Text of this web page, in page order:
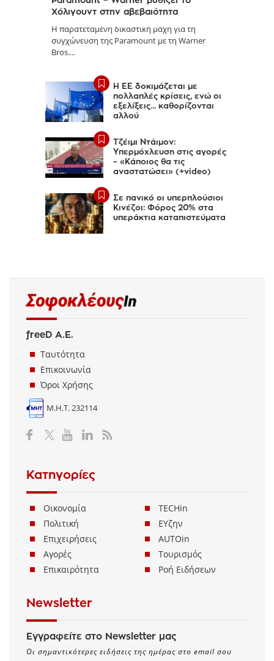
Χόλιγουντ στην αβεβαιότητα
Η παρατεταμένη δικαστική μάχη για τη
συγχώνευση της Paramount με τη Warner
Bros....
Η ΕΕ δοκιμάζεται με
πολλαπλές κρίσεις, ενώ οι
εξελίξεις... καθορίζονται
αλλού
Τζέιμι Ντάιμον:
Υπερμόχλευση στις αγορές
– «Κάποιος θα τις
αναστατώσει» (+video)
Σε πανικό οι υπερπλούσιοι
Κινέζοι: Φόρος 20% στα
υπεράκτια καταπιστεύματα
freeD Α.Ε.
Ταυτότητα
Επικοινωνία
Όροι Χρήσης
Μ.Η.Τ. 232114
Κατηγορίες
Οικονομία
Πολιτική
Επιχειρήσεις
Αγορές
Επικαιρότητα
TECHin
ΕΥζην
AUTOin
Τουρισμός
Ροή Ειδήσεων
Newsletter
Εγγραφείτε στο Newsletter μας
Οι σημαντικότερες ειδήσεις της ημέρας στο email σου